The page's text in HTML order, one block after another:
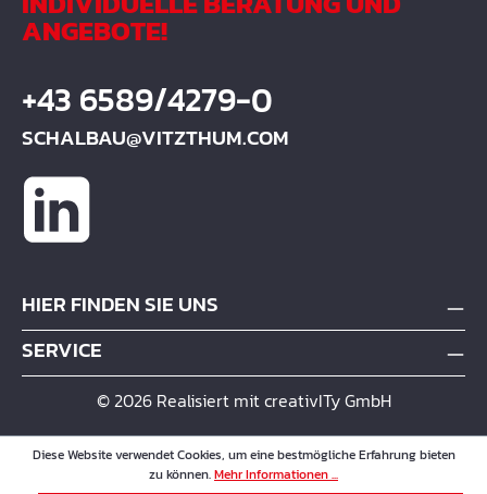
ANGEBOTE!
+43 6589/4279-0
SCHALBAU@VITZTHUM.COM
HIER FINDEN SIE UNS
SERVICE
© 2026 Realisiert mit creativITy GmbH
Diese Website verwendet Cookies, um eine bestmögliche Erfahrung bieten
zu können.Mehr Informationen ...